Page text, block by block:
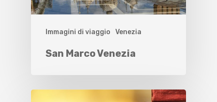
Immagini di viaggio Venezia
San Marco Venezia